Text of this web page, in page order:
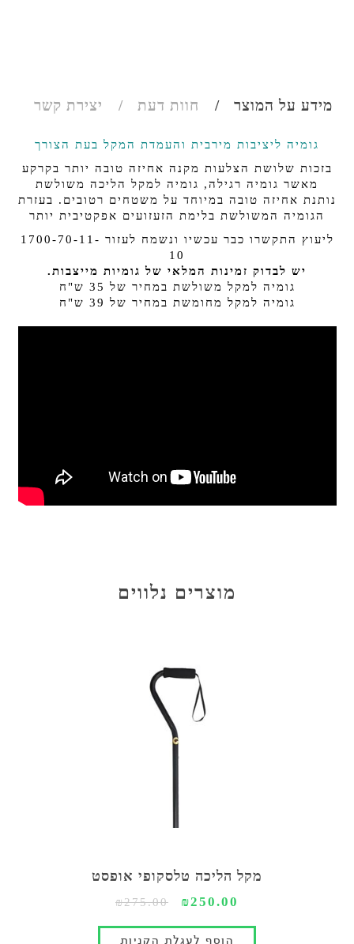
מידע על המוצר חוות דעת יצירת קשר
גומיה ליציבות מירבית והעמדת המקל בעת הצורך
בזכות שלושת הצלעות מקנה אחיזה טובה יותר בקרקע
מאשר גומיה רגילה, גומיה למקל הליכה משולשת
נותנת אחיזה טובה במיוחד על משטחים רטובים. בעזרת
הגומיה המשולשת בלימת הזעזועים אפקטיבית יותר
ליעוץ התקשרו כבר עכשיו ונשמח לעזור 1700-70-11-
10
יש לבדוק זמינות המלאי של גומיות מייצבות.
גומיה למקל משולשת במחיר של 35 ש"ח
גומיה למקל מחומשת במחיר של 39 ש"ח
מוצרים נלווים
מקל הליכה טלסקופי אופסט
₪250.00
₪275.00